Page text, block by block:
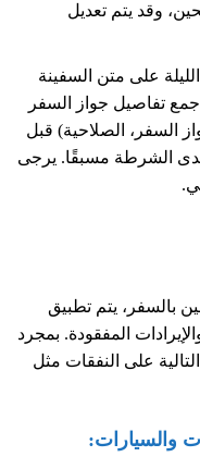
وقد يتم تعديل
على متن السفينة
جمع تفاصيل جواز السفر
السفر، الصلاحية) قبل
الشرطة مسبقًا. يرجى
بالسفر، يتم تطبيق
المفقودة. بمجرد
على النفقات مثل